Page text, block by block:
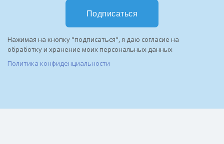
Подписаться
Нажимая на кнопку "подписаться", я даю согласие на
обработку и хранение моих персональных данных
Политика конфиденциальности